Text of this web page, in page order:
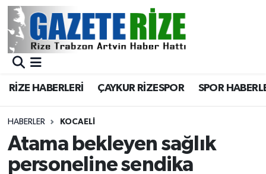
RİZE HABERLERİ ÇAYKUR RİZESPOR SPOR
HABERLER KOCAELI
Atama bekleyen sağlık
personeline sendika
BÖLGEMİZ
Asayiş
Rize Jandarma Komutanlığı
Bilim Teknoloji
Merkez Nöbetçi Eczaneler
Merkez Trafik Yoğunluk Haritası
Süper Lig Puan Durumu ve Fikstür
Tüm Manşetler